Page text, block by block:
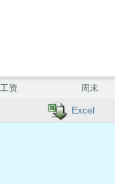
Excel
工资 周末